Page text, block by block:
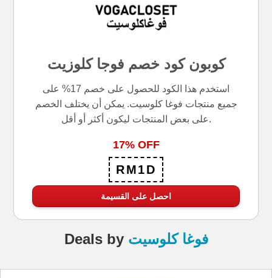
كوبون كود خصم فوجا كلوزيت
استخدم هذا الكود للحصول على خصم 17% على
جميع منتجات فوغا كلوسيت. يمكن أن يختلف الخصم
على بعض المنتجات ليكون أكثر أو أقل.
17% OFF
RM1D
احصل على القسيمة
Deals by فوغا كلوسيت